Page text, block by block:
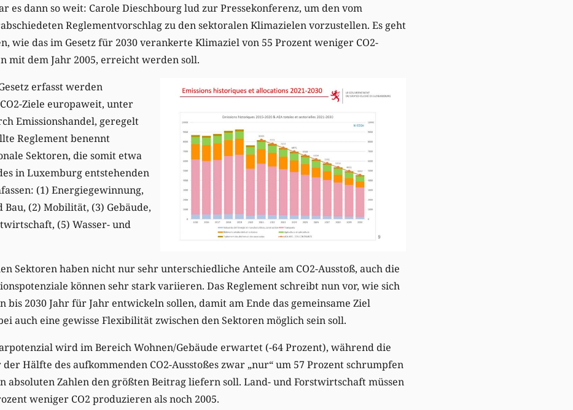
es dann so weit: Carole Dieschbourg lud zur Pressekonferenz, um den vom
Reglementvorschlag zu den sektoralen Klimazielen vorzustellen. Es geht
wie das im Gesetz für 2030 verankerte Klimaziel von 55 Prozent weniger CO2-
mit dem Jahr 2005, erreicht werden soll.
erfasst werden
Ziele europaweit, unter
Emissionshandel, geregelt
Reglement benennt
Sektoren, die somit etwa
in Luxemburg entstehenden
(1) Energiegewinnung,
(2) Mobilität, (3) Gebäude,
(5) Wasser- und
Sektoren haben nicht nur sehr unterschiedliche Anteile am CO2-Ausstoß, auch die
können sehr stark variieren. Das Reglement schreibt nun vor, wie sich
bis 2030 Jahr für Jahr entwickeln sollen, damit am Ende das gemeinsame Ziel
auch eine gewisse Flexibilität zwischen den Sektoren möglich sein soll.
wird im Bereich Wohnen/Gebäude erwartet (-64 Prozent), während die
Hälfte des aufkommenden CO2-Ausstoßes zwar „nur“ um 57 Prozent schrumpfen
absoluten Zahlen den größten Beitrag liefern soll. Land- und Forstwirtschaft müssen
weniger CO2 produzieren als noch 2005.